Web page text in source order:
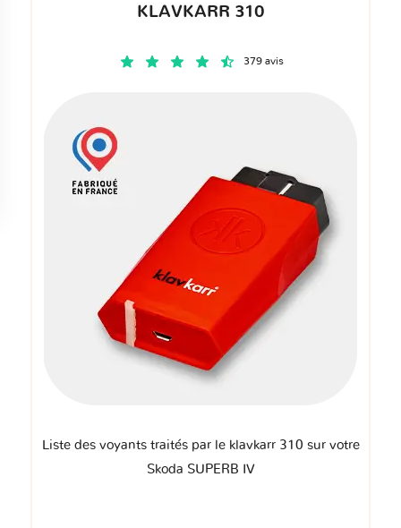
KLAVKARR 310
379 avis
Liste des voyants traités par le klavkarr 310 sur votre
Skoda SUPERB IV